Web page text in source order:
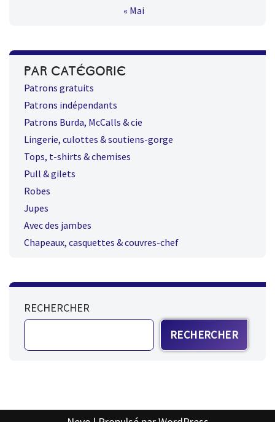
« Mai
PAR CATÉGORIE
Patrons gratuits
Patrons indépendants
Patrons Burda, McCalls & cie
Lingerie, culottes & soutiens-gorge
Tops, t-shirts & chemises
Pull & gilets
Robes
Jupes
Avec des jambes
Chapeaux, casquettes & couvres-chef
RECHERCHER
RECHERCHER